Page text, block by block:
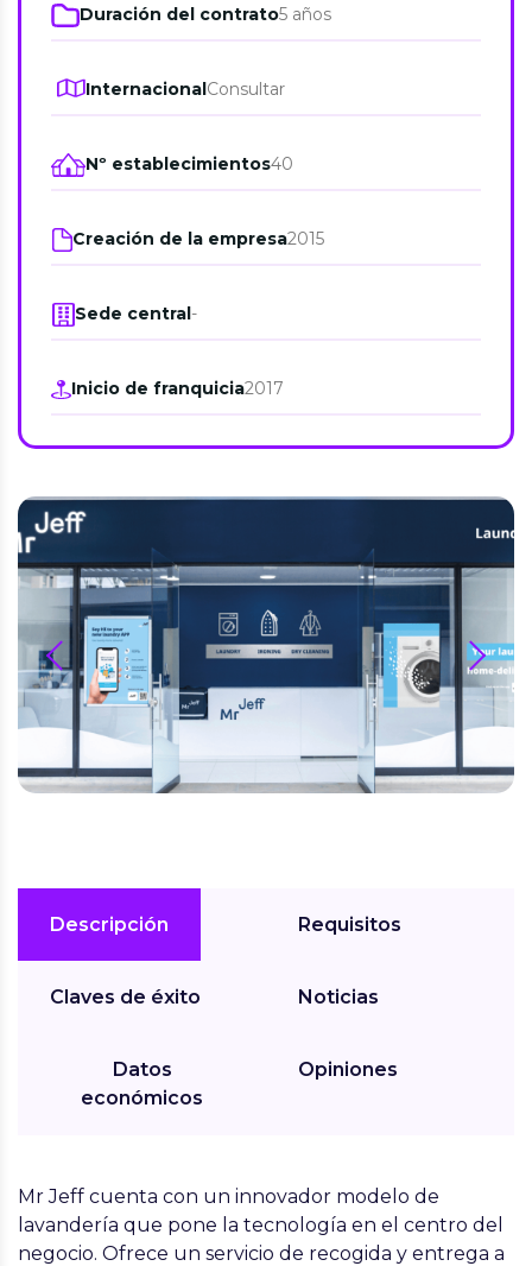
Duración del contrato5 años
InternacionalConsultar
Nº establecimientos40
Creación de la empresa2015
Sede central-
Inicio de franquicia2017
prev next
Descripción
Claves de éxito
Datos
económicos
Requisitos
Noticias
Opiniones
Mr Jeff cuenta con un innovador modelo de
lavandería que pone la tecnología en el centro del
negocio. Ofrece un servicio de recogida y entrega a